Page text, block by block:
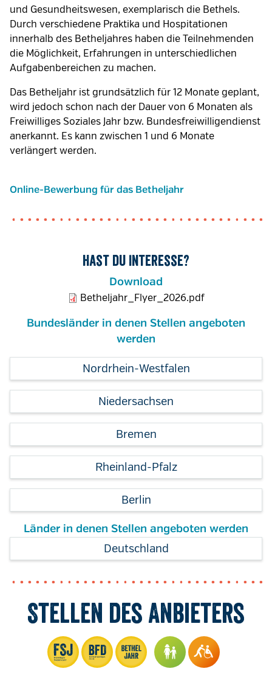
und Gesundheitswesen, exemplarisch die Bethels.
Durch verschiedene Praktika und Hospitationen
innerhalb des Betheljahres haben die Teilnehmenden
die Möglichkeit, Erfahrungen in unterschiedlichen
Aufgabenbereichen zu machen.
Das Betheljahr ist grundsätzlich für 12 Monate geplant,
wird jedoch schon nach der Dauer von 6 Monaten als
Freiwilliges Soziales Jahr bzw. Bundesfreiwilligendienst
anerkannt. Es kann zwischen 1 und 6 Monate
verlängert werden.
Online-Bewerbung für das Betheljahr
Hast du Interesse?
Download
Betheljahr_Flyer_2026.pdf
Bundesländer in denen Stellen angeboten
werden
Nordrhein-Westfalen
Niedersachsen
Bremen
Rheinland-Pfalz
Berlin
Länder in denen Stellen angeboten werden
Deutschland
Stellen des Anbieters